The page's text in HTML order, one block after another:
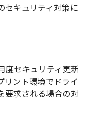
セキュリティ対策に
度セキュリティ更新
リント環境でドライ
要求される場合の対